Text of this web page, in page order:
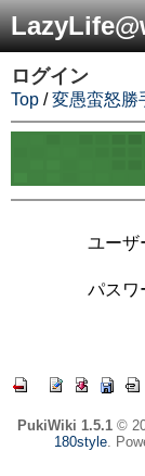
ログイン
Top /変愚蛮怒勝
ユーザ
パスワ
PukiWiki 1.5.1©
180style.